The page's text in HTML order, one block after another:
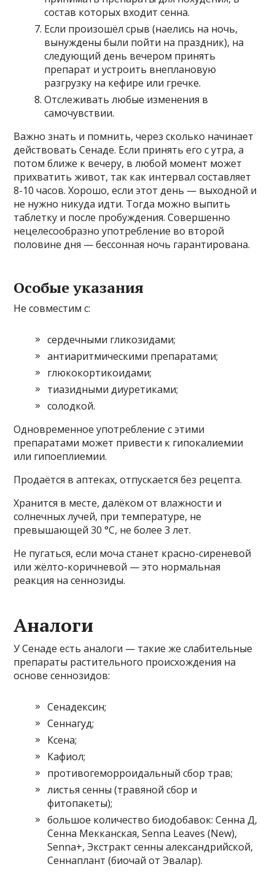
состав которых входит сенна.
Если произошёл срыв (наелись на ночь,
вынуждены были пойти на праздник), на
следующий день вечером принять
препарат и устроить внеплановую
разгрузку на кефире или гречке.
Отслеживать любые изменения в
самочувствии.
Важно знать и помнить, через сколько начинает
действовать Сенаде. Если принять его с утра, а
потом ближе к вечеру, в любой момент может
прихватить живот, так как интервал составляет
8-10 часов. Хорошо, если этот день — выходной и
не нужно никуда идти. Тогда можно выпить
таблетку и после пробуждения. Совершенно
нецелесообразно употребление во второй
половине дня — бессонная ночь гарантирована.
Особые указания
Не совместим с:
сердечными гликозидами;
антиаритмическими препаратами;
глюкокортикоидами;
тиазидными диуретиками;
солодкой.
Одновременное употребление с этими
препаратами может привести к гипокалиемии
или гипоеплиемии.
Продаётся в аптеках, отпускается без рецепта.
Хранится в месте, далёком от влажности и
солнечных лучей, при температуре, не
превышающей 30 °C, не более 3 лет.
Не пугаться, если моча станет красно-сиреневой
или жёлто-коричневой — это нормальная
реакция на сеннозиды.
Аналоги
У Сенаде есть аналоги — такие же слабительные
препараты растительного происхождения на
основе сеннозидов:
Сенадексин;
Сеннагуд;
Ксена;
Кафиол;
противогеморроидальный сбор трав;
листья сенны (травяной сбор и
фитопакеты);
большое количество биодобавок: Сенна Д,
Сенна Мекканская, Senna Leaves (New),
Senna+, Экстракт сенны александрийской,
Сеннаплант (биочай от Эвалар).